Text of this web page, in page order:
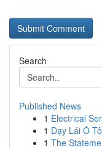
Search
Published News
1 Electrical
1 Dạy Lái Ô
1 The